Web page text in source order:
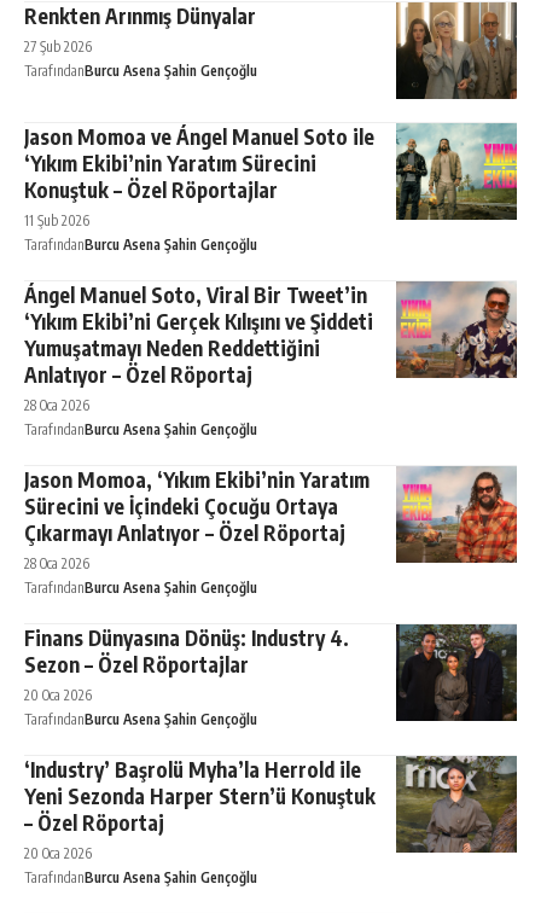
Renkten Arınmış Dünyalar
27 Şub 2026
TarafındanBurcu Asena Şahin Gençoğlu
Jason Momoa ve Ángel Manuel Soto ile
‘Yıkım Ekibi’nin Yaratım Sürecini
Konuştuk – Özel Röportajlar
11 Şub 2026
TarafındanBurcu Asena Şahin Gençoğlu
Ángel Manuel Soto, Viral Bir Tweet’in
‘Yıkım Ekibi’ni Gerçek Kılışını ve Şiddeti
Yumuşatmayı Neden Reddettiğini
Anlatıyor – Özel Röportaj
28 Oca 2026
TarafındanBurcu Asena Şahin Gençoğlu
Jason Momoa, ‘Yıkım Ekibi’nin Yaratım
Sürecini ve İçindeki Çocuğu Ortaya
Çıkarmayı Anlatıyor – Özel Röportaj
28 Oca 2026
TarafındanBurcu Asena Şahin Gençoğlu
Finans Dünyasına Dönüş: Industry 4.
Sezon – Özel Röportajlar
20 Oca 2026
TarafındanBurcu Asena Şahin Gençoğlu
‘Industry’ Başrolü Myha’la Herrold ile
Yeni Sezonda Harper Stern’ü Konuştuk
– Özel Röportaj
20 Oca 2026
TarafındanBurcu Asena Şahin Gençoğlu